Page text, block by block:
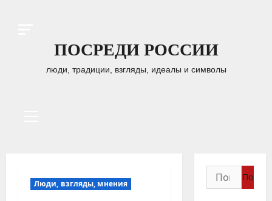
ПОСРЕДИ РОССИИ
люди, традиции, взгляды, идеалы и символы
Люди, взгляды, мнения
Найти: